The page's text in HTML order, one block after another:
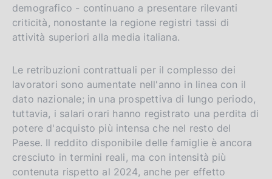
demografico - continuano a presentare rilevanti
criticità, nonostante la regione registri tassi di
attività superiori alla media italiana.
Le retribuzioni contrattuali per il complesso dei
lavoratori sono aumentate nell'anno in linea con il
dato nazionale; in una prospettiva di lungo periodo,
tuttavia, i salari orari hanno registrato una perdita di
potere d'acquisto più intensa che nel resto del
Paese. Il reddito disponibile delle famiglie è ancora
cresciuto in termini reali, ma con intensità più
contenuta rispetto al 2024, anche per effetto